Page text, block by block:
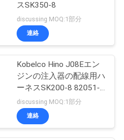
ソレノイ
15
スSK350-8
discussing MOQ:1部分
連絡
Kobelco Hino J08Eエン
ジンの注入器の配線用ハ
ーネスSK200-8 82051-
E0011
discussing MOQ:1部分
連絡